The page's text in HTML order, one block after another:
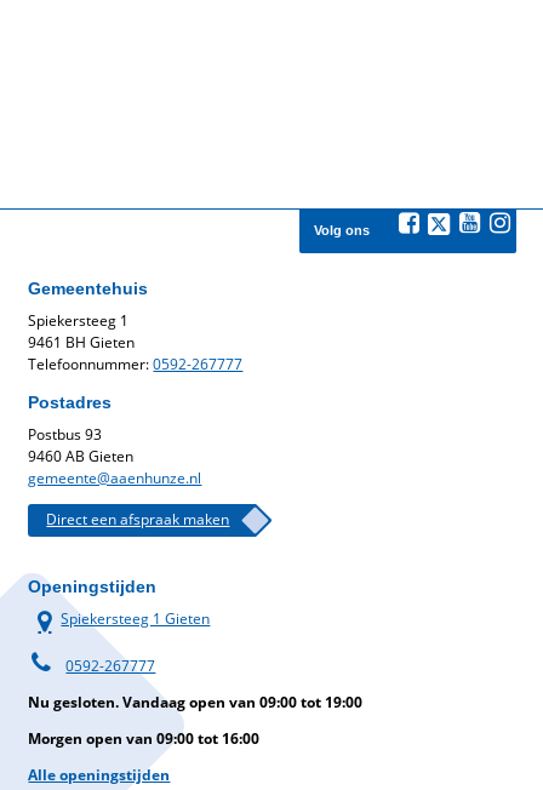
Volg ons
Gemeentehuis
Spiekersteeg 1
9461 BH Gieten
Telefoonnummer:0592-267777
Postadres
Postbus 93
9460 AB Gieten
gemeente@aaenhunze.nl
Direct een afspraak maken
Openingstijden
Spiekersteeg 1 Gieten
0592-267777
Nu gesloten. Vandaag open van 09:00 tot 19:00
Morgen open van 09:00 tot 16:00
Alle openingstijden